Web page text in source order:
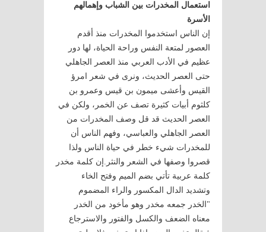
استعمال المخدرات بين الشباب وإهمالهم
الأسرة
إن الناس استخدموا المخدرات منذ أقدم
العصور لمتعة النفس وراحة الحياة، لها دور
عظيم في الأدب العربي منذ العصر الجاهلي
حتى العصر الحديث، ونرى في شعر امرؤ
القيس وأعشى ميمون بن قيس وعمرو بن
كلثوم أبيات كثيرة تصف عن الخمر، ولكن في
العصر الحديث قد قل وصف المخدرات من
العصر الجاهلي والعباسي، وفهم الناس أن
للمخدرات شيء خطر في حياة الناس ولذا
قصروا وصفها في الشعر والنثر.إن كلمة مخدر
كلمة عربية تأتي بضم الميم وفتح الخاء
وتشديد الدال المكسور والراء المضموم
"الخدر جمعه مخدر وهو مأخود من الخدر
معناه الضعف والكسل والفتور والاسترجاع